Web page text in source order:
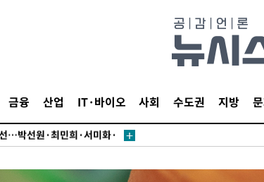
금융 산업 IT·바이오 사회 수도권 지방
배상 선행돼야"
득표율 45.42%로 1위… 정
7번 의미보단 팀 위해 뛸